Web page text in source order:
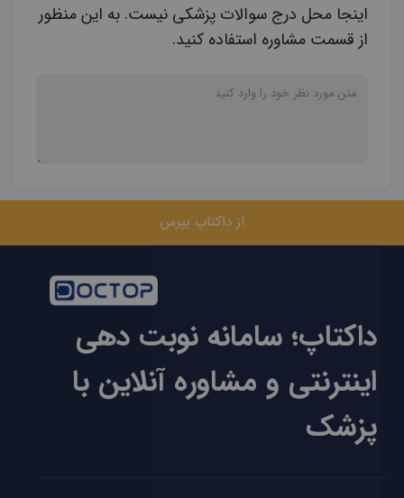
اینجا محل درج سوالات پزشکی نیست. به این منظور
از قسمت مشاوره استفاده کنید.
از داکتاپ بپرس
داکتاپ؛ سامانه نوبت دهی
اینترنتی و مشاوره آنلاین با
پزشک